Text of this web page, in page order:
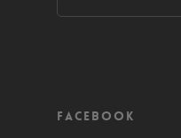
Facebook